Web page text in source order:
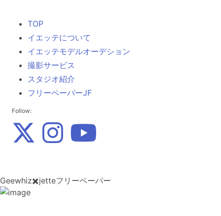
TOP
イエッテについて
イエッテモデルオーデション
撮影サービス
スタジオ紹介
フリーペーパーJF
Follow:
Geewhiz✖️jetteフリーペーパー